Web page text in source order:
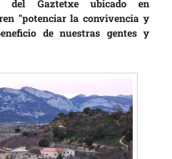
del Gaztetxe ubicado en
"potenciar la convivencia y
de nuestras gentes y